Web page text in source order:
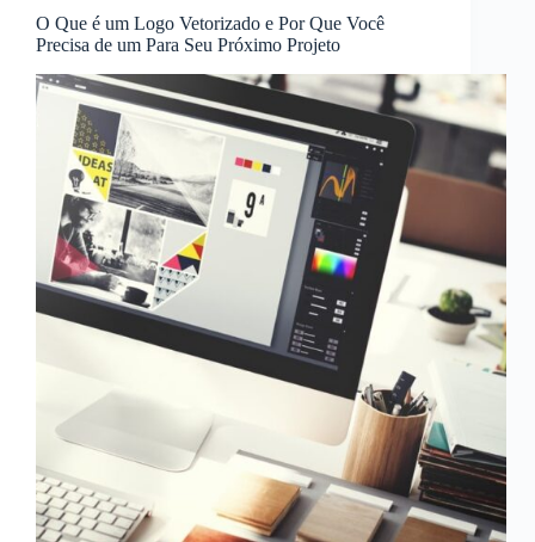
O Que é um Logo Vetorizado e Por Que Você
Precisa de um Para Seu Próximo Projeto